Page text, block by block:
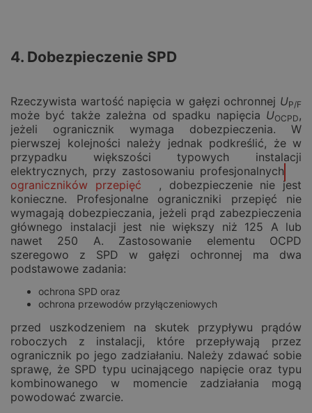
4. Dobezpieczenie SPD
Rzeczywista wartość napięcia w gałęzi ochronnej UP/F
może być także zależna od spadku napięcia UOCPD,
jeżeli ogranicznik wymaga dobezpieczenia. W
pierwszej kolejności należy jednak podkreślić, że w
przypadku większości typowych instalacji
elektrycznych, przy zastosowaniu profesjonalnych
ograniczników przepięć
, dobezpieczenie nie jest
konieczne. Profesjonalne ograniczniki przepięć nie
wymagają dobezpieczania, jeżeli prąd zabezpieczenia
głównego instalacji jest nie większy niż 125 A lub
nawet 250 A. Zastosowanie elementu OCPD
szeregowo z SPD w gałęzi ochronnej ma dwa
podstawowe zadania:
ochrona SPD oraz
ochrona przewodów przyłączeniowych
przed uszkodzeniem na skutek przypływu prądów
roboczych z instalacji, które przepływają przez
ogranicznik po jego zadziałaniu. Należy zdawać sobie
sprawę, że SPD typu ucinającego napięcie oraz typu
kombinowanego w momencie zadziałania mogą
powodować zwarcie.